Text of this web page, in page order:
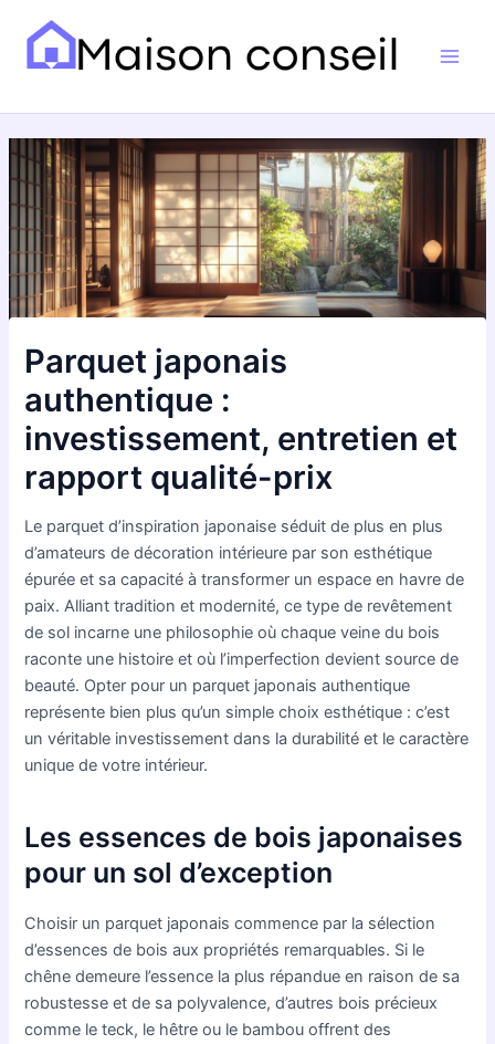
contenu
Parquet japonais
authentique :
investissement, entretien et
rapport qualité-prix
Le parquet d’inspiration japonaise séduit de plus en plus
d’amateurs de décoration intérieure par son esthétique
épurée et sa capacité à transformer un espace en havre de
paix. Alliant tradition et modernité, ce type de revêtement
de sol incarne une philosophie où chaque veine du bois
raconte une histoire et où l’imperfection devient source de
beauté. Opter pour un parquet japonais authentique
représente bien plus qu’un simple choix esthétique : c’est
un véritable investissement dans la durabilité et le caractère
unique de votre intérieur.
Les essences de bois japonaises
pour un sol d’exception
Choisir un parquet japonais commence par la sélection
d’essences de bois aux propriétés remarquables. Si le
chêne demeure l’essence la plus répandue en raison de sa
robustesse et de sa polyvalence, d’autres bois précieux
comme le teck, le hêtre ou le bambou offrent des
des
articles